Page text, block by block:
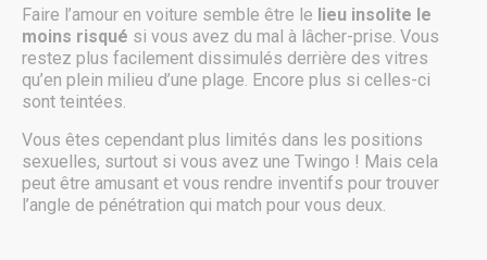
Faire l’amour en voiture semble être le lieu insolite le
moins risqué si vous avez du mal à lâcher-prise. Vous
restez plus facilement dissimulés derrière des vitres
qu’en plein milieu d’une plage. Encore plus si celles-ci
sont teintées.
Vous êtes cependant plus limités dans les positions
sexuelles, surtout si vous avez une Twingo ! Mais cela
peut être amusant et vous rendre inventifs pour trouver
l’angle de pénétration qui match pour vous deux.